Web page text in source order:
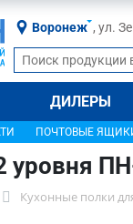
Воронеж , ул.
ДИЛЕРЫ
ПОЧТОВЫЕ
уровня
Кухонные полки